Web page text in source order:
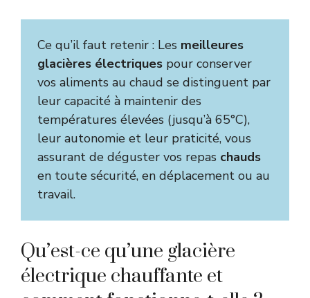
Ce qu’il faut retenir : Les meilleures
glacières électriques pour conserver
vos aliments au chaud se distinguent par
leur capacité à maintenir des
températures élevées (jusqu’à 65°C),
leur autonomie et leur praticité, vous
assurant de déguster vos repas chauds
en toute sécurité, en déplacement ou au
travail.
Qu’est-ce qu’une glacière
électrique chauffante et